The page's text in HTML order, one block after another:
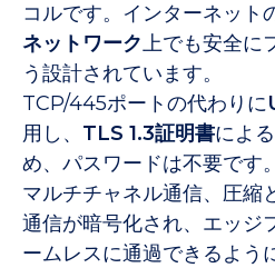
コルです。インターネット
ネットワーク上でも安全に
う設計されています。
TCP/445ポートの代わりに
用し、 TLS 1.3証明書によ
め、パスワードは不要です
マルチチャネル通信、圧縮
通信が暗号化され、エッジ
ームレスに通過できるよう